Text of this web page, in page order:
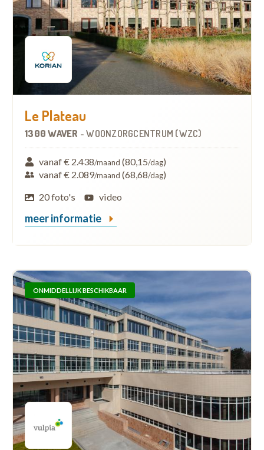
Le Plateau
1300 WAVER -WOONZORGCENTRUM (WZC)
vanaf € 2.438/maand (80,15/dag)
vanaf € 2.089/maand (68,68/dag)
20 foto's
video
meer informatie
ONMIDDELLIJK BESCHIKBAAR